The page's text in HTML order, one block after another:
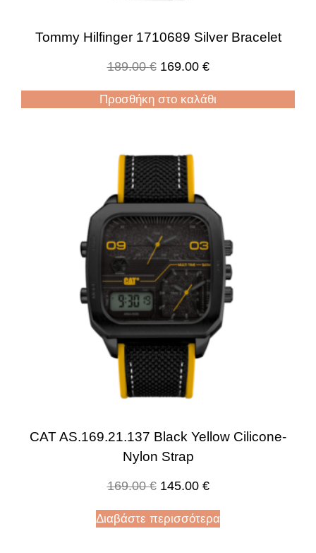
Tommy Hilfinger 1710689 Silver Bracelet
189.00€ 169.00 €
Προσθήκη στο καλάθι
CAT AS.169.21.137 Black Yellow Cilicone-
Nylon Strap
169.00€ 145.00 €
Διαβάστε περισσότερα